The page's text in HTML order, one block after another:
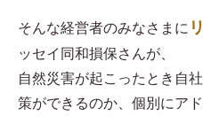
そんな経営者のみなさまに
ッセイ同和損保さんが、
自然災害が起こったとき自
策ができるのか、個別にアド